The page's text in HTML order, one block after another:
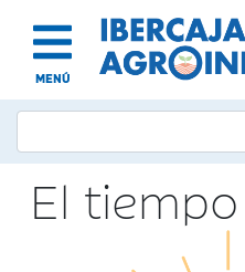
MENÚ
El